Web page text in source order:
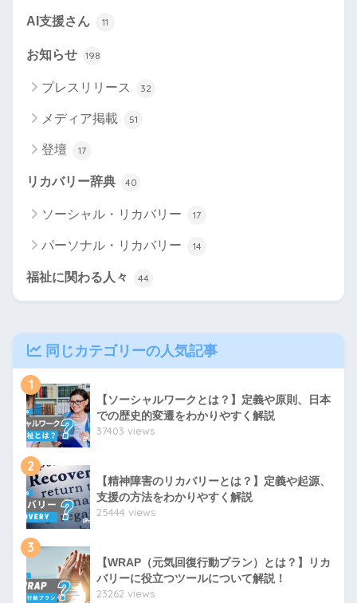
AI支援さん 11
お知らせ 198
プレスリリース 32
メディア掲載 51
登壇 17
リカバリー辞典 40
ソーシャル・リカバリー 17
パーソナル・リカバリー 14
福祉に関わる人々 44
同じカテゴリーの人気記事
1
【ソーシャルワークとは？】定義や原則、日本
での歴史的変遷をわかりやすく解説
37403 views
2
【精神障害のリカバリーとは？】定義や起源、
支援の方法をわかりやすく解説
25444 views
3
【WRAP（元気回復行動プラン）とは？】リカ
バリーに役立つツールについて解説！
23262 views